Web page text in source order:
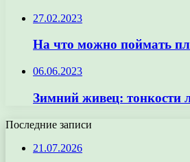
27.02.2023
На что можно поймать
06.06.2023
Зимний живец: тонкости
Последние записи
21.07.2026